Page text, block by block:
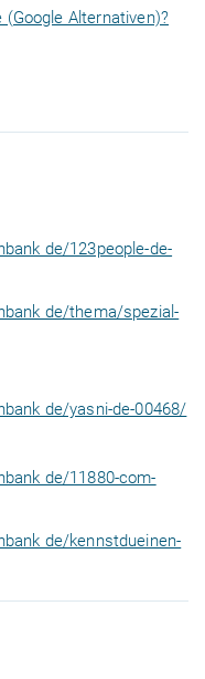
Alternativen)?
de/123people-de-
de/thema/spezial-
de/yasni-de-00468/
de/11880-com-
de/kennstdueinen-